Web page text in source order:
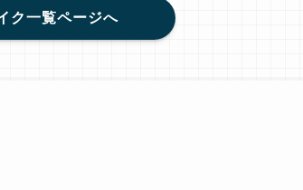
ク一覧ページへ